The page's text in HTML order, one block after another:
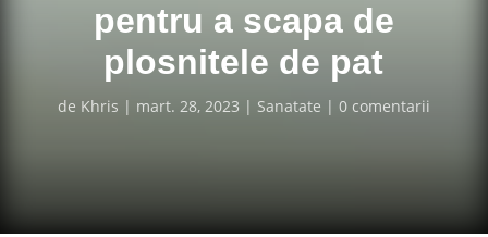
pentru a scapa de
plosnitele de pat
de Khris mart. 28, 2023 Sanatate 0 comentarii